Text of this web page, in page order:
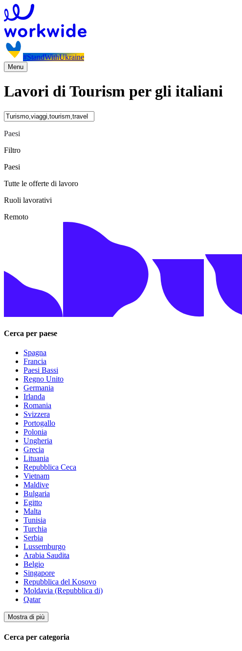
#StandWithUkraine
Menu
Lavori di Tourism per gli italiani
Paesi
Filtro
Paesi
Tutte le offerte di lavoro
Ruoli lavorativi
Remoto
Cerca per paese
Spagna
Francia
Paesi Bassi
Regno Unito
Germania
Irlanda
Romania
Svizzera
Portogallo
Polonia
Ungheria
Grecia
Lituania
Repubblica Ceca
Vietnam
Maldive
Bulgaria
Egitto
Malta
Tunisia
Turchia
Serbia
Lussemburgo
Arabia Saudita
Belgio
Singapore
Repubblica del Kosovo
Moldavia (Repubblica di)
Qatar
Mostra di più
Cerca per categoria